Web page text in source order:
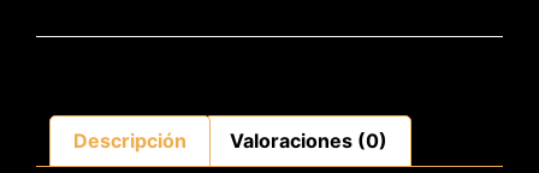
Descripción Valoraciones (0)